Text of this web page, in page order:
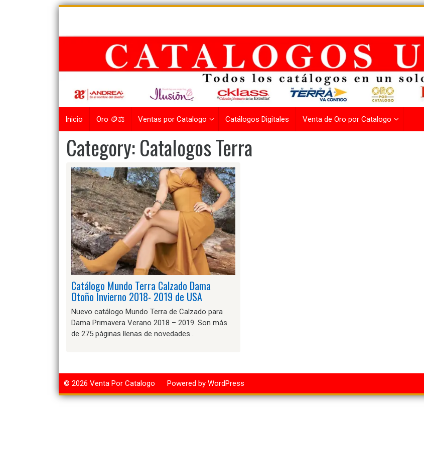
Skip
Inicio Oro 🪙⚖️ Ventas por Catalogo Catálogos Digitales Venta de Oro por Catalogo
Category:Catalogos Terra
Catálogo Mundo Terra Calzado Dama
Otoño Invierno 2018- 2019 de USA
Nuevo catálogo Mundo Terra de Calzado para
Dama Primavera Verano 2018 – 2019. Son más
de 275 páginas llenas de novedades…
© 2026 Venta Por Catalogo Powered by WordPress